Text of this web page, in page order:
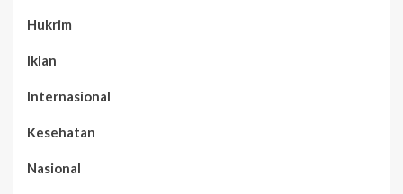
Hukrim
Iklan
Internasional
Kesehatan
Nasional